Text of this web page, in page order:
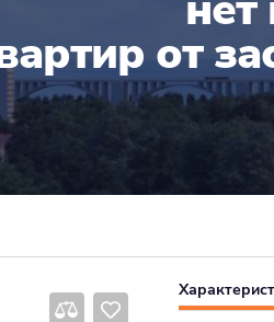
от